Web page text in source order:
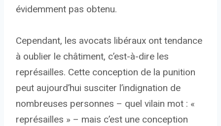
évidemment pas obtenu.
Cependant, les avocats libéraux ont tendance
à oublier le châtiment, c’est-à-dire les
représailles. Cette conception de la punition
peut aujourd’hui susciter l’indignation de
nombreuses personnes – quel vilain mot : «
représailles » – mais c’est une conception